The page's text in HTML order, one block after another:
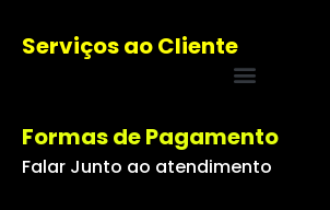
Serviços ao Cliente
Formas de Pagamento
Falar Junto ao atendimento